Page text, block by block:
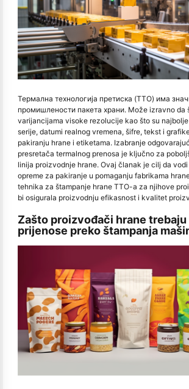
Термална технологија претиска (TTO) има
промишлености пакета храни. Može izravno da
varijancijama visoke rezolucije kao što su
serije, datumi realnog vremena, šifre, tekst i
pakiranju hrane i etiketama. Izabranje
presretača termalnog prenosa je ključno za
linija proizvodnje hrane. Ovaj članak je cilj da
opreme za pakiranje u pomaganju fabrikama
tehnika za štampanje hrane TTO-a za njihove
bi osigurala proizvodnju efikasnost i kvalitet
Zašto proizvođači hrane
prijenose preko štampanja